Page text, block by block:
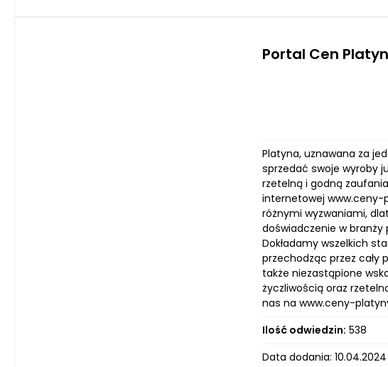
Portal Cen
Platyna, uznawana za
sprzedać swoje wyroby
rzetelną i godną
internetowej www.ceny-
różnymi wyzwaniami,
doświadczenie w
Dokładamy wszelkich
przechodząc przez cały
także niezastąpione
życzliwością oraz
nas na www.ceny-
Ilość odwiedzin: 538
Data dodania: 10.04.2024